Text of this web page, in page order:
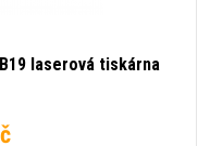
laserová tiskárna